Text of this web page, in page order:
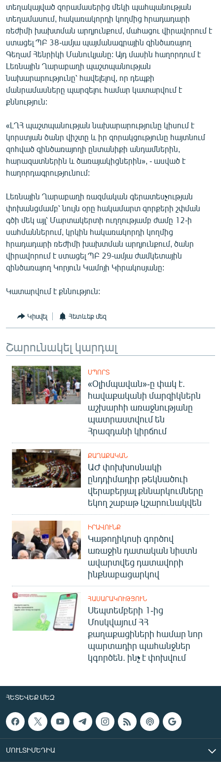
ՏԵՍԱՆՅՈՒԹԵՐ
ԲԱՆԱՎԵՃ
ՁԳՏԵԼՈՎ ԼԱՎԱԳՈՒՅՆԻՆ
ՓՈԴՔԱՍԹ
Հայերեն
English
Русский
ՀԵՏԵՎԵՔ ՄԵԶ
«Ազատության» բոլոր կայքերը
տեղակայված զորամասերից մեկի պահպանության
տեղամասում, հակառակորդի կողմից հրադադարի
ռեժիմի խախտման արդյունքում, մահացու վիրավորում է
ստացել ՊԲ 38-ամյա պայմանագրային զինծառայող
Գեղամ Հենրիկի Մանուկյանը: Այդ մասին հաղորդում է
Լեռնային Ղարաբաղի պաշտպանության
նախարարությունը՝ հավելելով, որ դեպքի
մանրամասները պարզելու համար կատարվում է
քննություն:
«ԼՂՀ պաշտպանության նախարարությունը կիսում է
կորստյան ծանր վիշտը և իր զորակցությունը հայտնում
զոհված զինծառայողի ընտանիքի անդամներին,
հարազատներին և ծառայակիցներին», - ասված է
հաղորդագրությունում:
Լեռնային Ղարաբաղի ռազմական գերատեսչության
փոխանցմամբ՝ նույն օրը հակամարտ զորքերի շփման
գծի մեկ այլ՝ Մարտակերտի ուղղությամբ ժամը 12-ի
սահմաններում, կրկին հակառակորդի կողմից
հրադադարի ռեժիմի խախտման արդյունքում, ծանր
վիրավորում է ստացել ՊԲ 29-ամյա ժամկետային
զինծառայող Կորյուն Կամոյի Կիրակոսյանը:
Կատարվում է քննություն:
Կիսվել Հետևեք մեզ
Շարունակել կարդալ
ՍՊՈՐՏ
«Օլիմպավան»-ը փակ է.
հավաքականի մարզիկներն
աշխարհի առաջնությանը
պատրաստվում են
Հրազդանի կիրճում
ՔԱՂԱՔԱԿԱՆ
ԱԺ փոխխոսնակի
ընդդիմադիր թեկնածուի
վերաբերյալ քննարկումները
եկող շաբաթ կշարունակվեն
ԻՐԱՎՈՒՆՔ
Կաթողիկոսի գործով
առաջին դատական նիստն
ավարտվեց դատավորի
ինքնաբացարկով
ՀԱՍԱՐԱԿՈՒԹՅՈՒՆ
Սեպտեմբերի 1-ից
Մոսկվայում ՀՀ
քաղաքացիների համար նոր
պարտադիր պահանջներ
կգործեն. ինչ է փոխվում
ՀԵՏԵՎԵՔ ՄԵԶ
ՄՈՒԼՏԻՄԵԴԻԱ